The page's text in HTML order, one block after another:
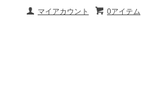
0アイテム
マイアカウント